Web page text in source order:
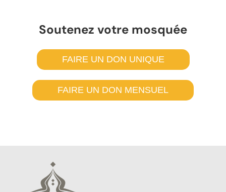
Soutenez votre mosquée
FAIRE UN DON UNIQUE
FAIRE UN DON MENSUEL